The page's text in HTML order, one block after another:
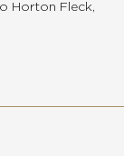
Horton Fleck,